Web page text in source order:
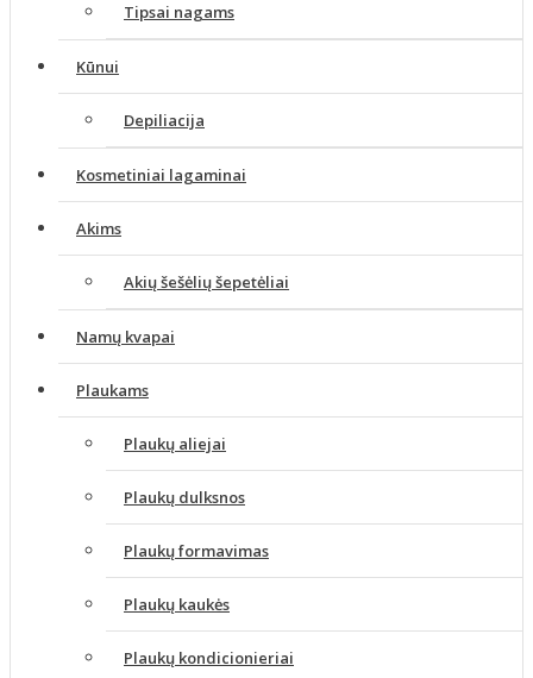
Tipsai nagams
Kūnui
Depiliacija
Kosmetiniai lagaminai
Akims
Akių šešėlių šepetėliai
Namų kvapai
Plaukams
Plaukų aliejai
Plaukų dulksnos
Plaukų formavimas
Plaukų kaukės
Plaukų kondicionieriai